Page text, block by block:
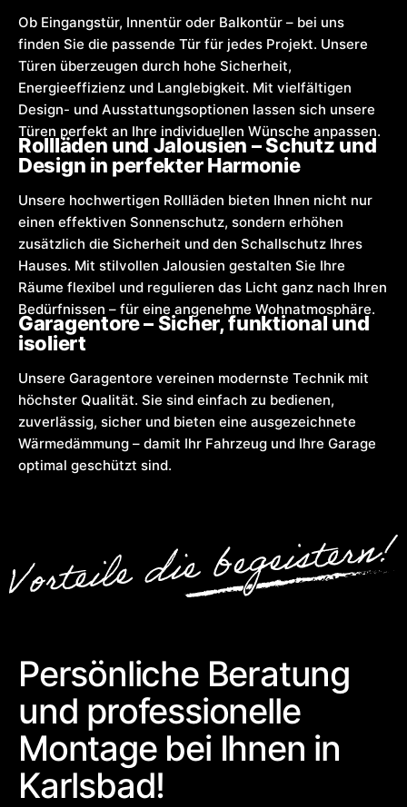
Ob Eingangstür, Innentür oder Balkontür – bei uns
finden Sie die passende Tür für jedes Projekt. Unsere
Türen überzeugen durch hohe Sicherheit,
Energieeffizienz und Langlebigkeit. Mit vielfältigen
Design- und Ausstattungsoptionen lassen sich unsere
Türen perfekt an Ihre individuellen Wünsche anpassen.
Rollläden und Jalousien – Schutz und
Design in perfekter Harmonie
Unsere hochwertigen Rollläden bieten Ihnen nicht nur
einen effektiven Sonnenschutz, sondern erhöhen
zusätzlich die Sicherheit und den Schallschutz Ihres
Hauses. Mit stilvollen Jalousien gestalten Sie Ihre
Räume flexibel und regulieren das Licht ganz nach Ihren
Bedürfnissen – für eine angenehme Wohnatmosphäre.
Garagentore – Sicher, funktional und
isoliert
Unsere Garagentore vereinen modernste Technik mit
höchster Qualität. Sie sind einfach zu bedienen,
zuverlässig, sicher und bieten eine ausgezeichnete
Wärmedämmung – damit Ihr Fahrzeug und Ihre Garage
optimal geschützt sind.
Persönliche Beratung
und professionelle
Montage bei Ihnen in
Karlsbad!